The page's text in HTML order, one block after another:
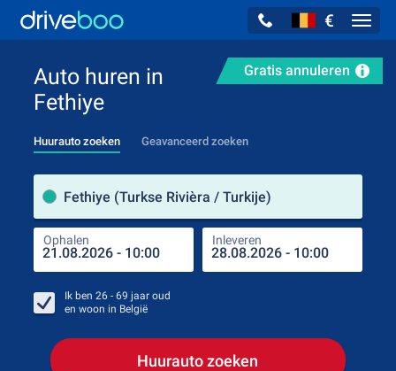
€
Gratis annuleren
Auto huren in
Fethiye
Huurauto zoeken Geavanceerd zoeken
Fethiye (Turkse Rivièra / Turkije)
Ophalen Inleveren
Ik ben 26 - 69 jaar oud
en woon in België
Huurauto zoeken